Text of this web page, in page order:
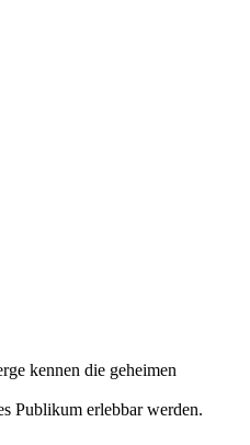
kennen die geheimen
Publikum erlebbar werden.